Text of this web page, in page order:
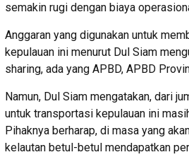
semakin rugi dengan biaya
Anggaran yang digunakan untuk
kepulauan ini menurut Dul Siam
sharing, ada yang APBD, APBD
Namun, Dul Siam mengatakan, dari
untuk transportasi kepulauan ini
Pihaknya berharap, di masa yang
kelautan betul-betul mendapatkan